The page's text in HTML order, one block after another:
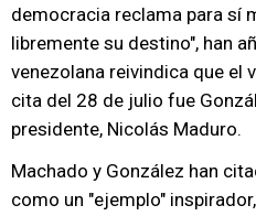
democracia reclama para sí
libremente su destino", han
venezolana reivindica que el
cita del 28 de julio fue
presidente, Nicolás Maduro.
Machado y González han
como un "ejemplo"